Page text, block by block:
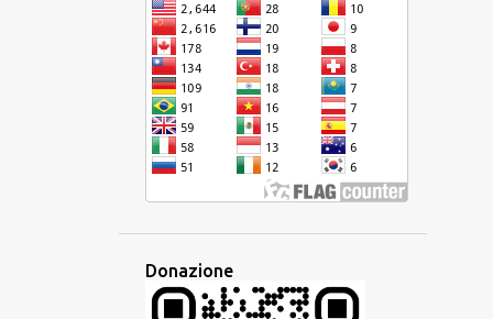
marzo 2024
gennaio 2024
2023
dicembre 2023
ottobre 2023
giugno 2023
Donazione